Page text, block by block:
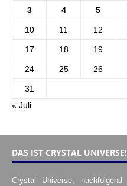
3 4 5
10 11 12
17 18 19
24 25 26
31
« Juli
DAS IST CRYSTAL UNIVERSE!
Crystal Universe,